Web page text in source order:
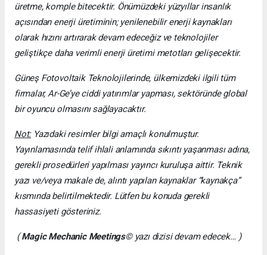
üretme, komple bitecektir. Önümüzdeki yüzyıllar insanlık
açısından enerji üretiminin; yenilenebilir enerji kaynakları
olarak hızını artırarak devam edeceğiz ve teknolojiler
geliştikçe daha verimli enerji üretimi metotları gelişecektir.
Güneş Fotovoltaik Teknolojilerinde, ülkemizdeki ilgili tüm
firmalar, Ar-Ge’ye ciddi yatırımlar yapması, sektöründe global
bir oyuncu olmasını sağlayacaktır.
Not:Yazıdaki resimler bilgi amaçlı konulmuştur.
Yayınlamasında telif ihlali anlamında sıkıntı yaşanması adına,
gerekli prosedürleri yapılması yayıncı kuruluşa aittir. Teknik
yazı ve/veya makale de, alıntı yapılan kaynaklar “kaynakça”
kısmında belirtilmektedir. Lütfen bu konuda gerekli
hassasiyeti gösteriniz.
(Magic Mechanic Meetings© yazı dizisi devam edecek… )